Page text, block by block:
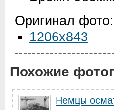
Оригинал фото:
1206x843
Похожие
Немцы